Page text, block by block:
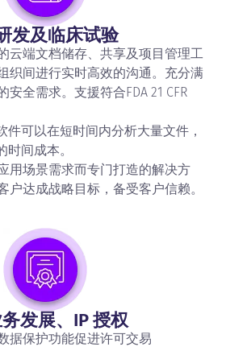
发及临床试验
云端文档储存、共享及项目管理工
织间进行实时高效的沟通。充分满
安全需求。支援符合FDA 21 CFR
件可以在短时间内分析大量文件，
间成本。
用场景需求而专门打造的解决方
户达成战略目标，备受客户信赖。
发展、IP 授权
据保护功能促进许可交易